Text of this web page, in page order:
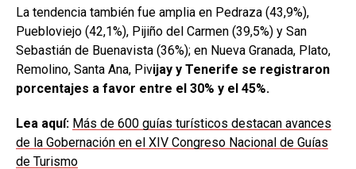
La tendencia también fue amplia en Pedraza (43,9%),
Puebloviejo (42,1%), Pijiño del Carmen (39,5%) y San
Sebastián de Buenavista (36%); en Nueva Granada, Plato,
Remolino, Santa Ana, Pivijay y Tenerife se registraron
porcentajes a favor entre el 30% y el 45%.
Lea aquí: Más de 600 guías turísticos destacan avances
de la Gobernación en el XIV Congreso Nacional de Guías
de Turismo